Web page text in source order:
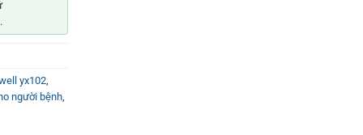
yx102,
người bệnh,